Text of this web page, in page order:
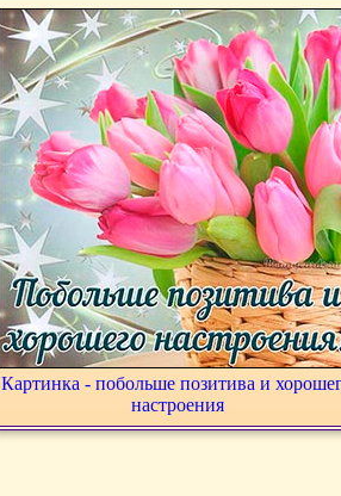
Картинка - побольше позитива и
настроения